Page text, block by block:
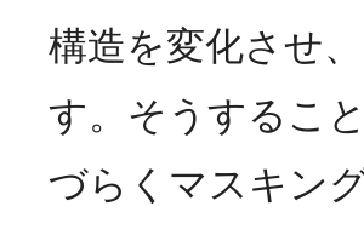
構造を変化させ
す。そうするこ
づらくマスキン